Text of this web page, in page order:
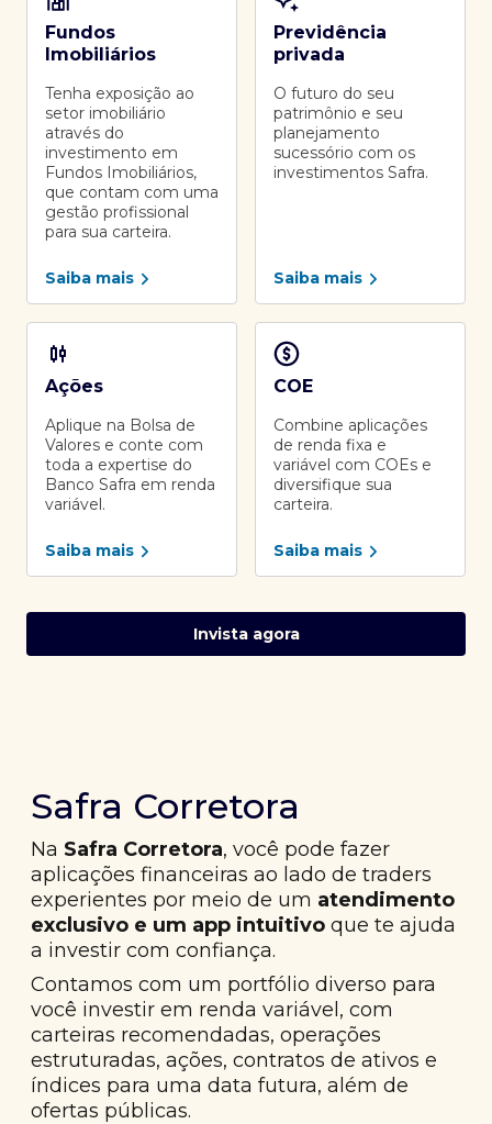
Fundos
Imobiliários
Tenha exposição ao
setor imobiliário
através do
investimento em
Fundos Imobiliários,
que contam com uma
gestão profissional
para sua carteira.
Saiba mais
Previdência
privada
O futuro do seu
patrimônio e seu
planejamento
sucessório com os
investimentos Safra.
Saiba mais
Ações
Aplique na Bolsa de
Valores e conte com
toda a expertise do
Banco Safra em renda
variável.
Saiba mais
COE
Combine aplicações
de renda fixa e
variável com COEs e
diversifique sua
carteira.
Saiba mais
Invista agora
Safra Corretora
Na Safra Corretora, você pode fazer
aplicações financeiras ao lado de traders
experientes por meio de um atendimento
exclusivo e um app intuitivo que te ajuda
a investir com confiança.
Contamos com um portfólio diverso para
você investir em renda variável, com
carteiras recomendadas, operações
estruturadas, ações, contratos de ativos e
índices para uma data futura, além de
ofertas públicas.